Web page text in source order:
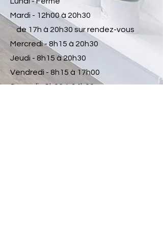
Mardi - 12h00 à 20h30
de 17h à 20h30 sur rendez-vous
Mercredi - 8h15 à 20h30
Jeudi - 8h15 à 20h30
Vendredi - 8h15 à 17h00
Samedi - 8h00 à 14h00